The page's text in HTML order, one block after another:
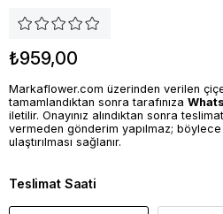
₺959,00
Markaflower.com üzerinden verilen
tamamlandıktan sonra tarafınıza
iletilir. Onayınız alındıktan sonra
vermeden gönderim yapılmaz;
ulaştırılması sağlanır.
Teslimat Saati